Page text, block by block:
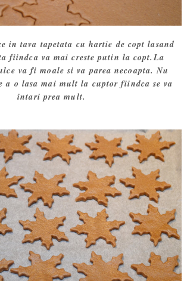
in tava tapetata cu hartie de copt lasand
fiindca va mai creste putin la copt.La
va fi moale si va parea necoapta. Nu
a o lasa mai mult la cuptor fiindca se va
intari prea mult.